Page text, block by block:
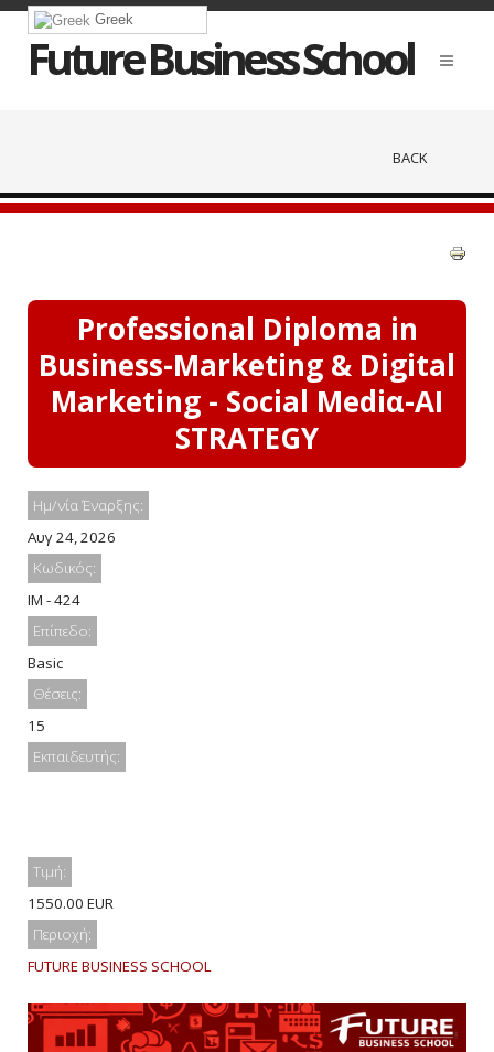
Greek
Future Business School
BACK
Professional Diploma in
Business-Marketing & Digital
Marketing - Social Mediα-AI
STRATEGY
Ημ/νία Έναρξης:
Αυγ 24, 2026
Κωδικός:
IM - 424
Επίπεδο:
Basic
Θέσεις:
15
Εκπαιδευτής:
Τιμή:
1550.00 EUR
Περιοχή:
FUTURE BUSINESS SCHOOL